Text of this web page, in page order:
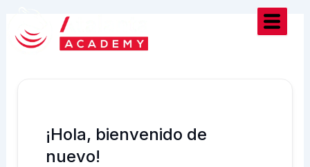
contenido
¡Hola, bienvenido de
nuevo!